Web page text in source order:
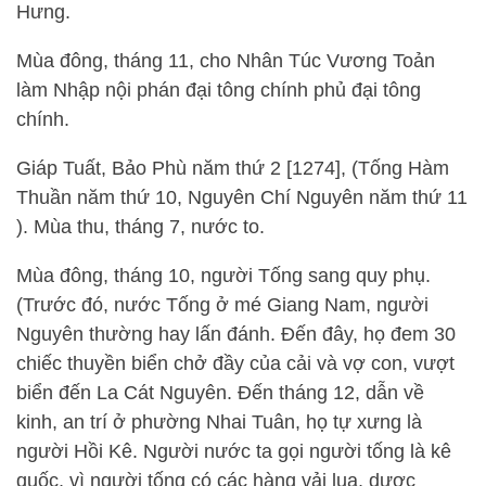
Hưng.
Mùa đông, tháng 11, cho Nhân Túc Vương Toản
làm Nhập nội phán đại tông chính phủ đại tông
chính.
Giáp Tuất, Bảo Phù năm thứ 2 [1274], (Tống Hàm
Thuần năm thứ 10, Nguyên Chí Nguyên năm thứ 11
). Mùa thu, tháng 7, nước to.
Mùa đông, tháng 10, người Tống sang quy phụ.
(Trước đó, nước Tống ở mé Giang Nam, người
Nguyên thường hay lấn đánh. Đến đây, họ đem 30
chiếc thuyền biển chở đầy của cải và vợ con, vượt
biển đến La Cát Nguyên. Đến tháng 12, dẫn về
kinh, an trí ở phường Nhai Tuân, họ tự xưng là
người Hồi Kê. Người nước ta gọi người tống là kê
quốc, vì người tống có các hàng vải lụa, dược